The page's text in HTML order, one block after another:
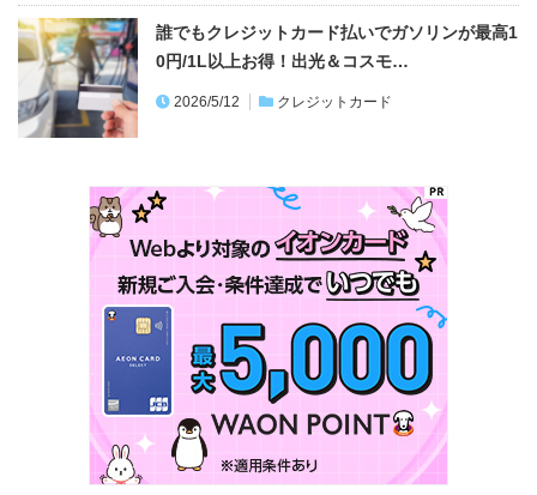
誰でもクレジットカード払いでガソリンが最高1
0円/1L以上お得！出光＆コスモ…
2026/5/12 クレジットカード